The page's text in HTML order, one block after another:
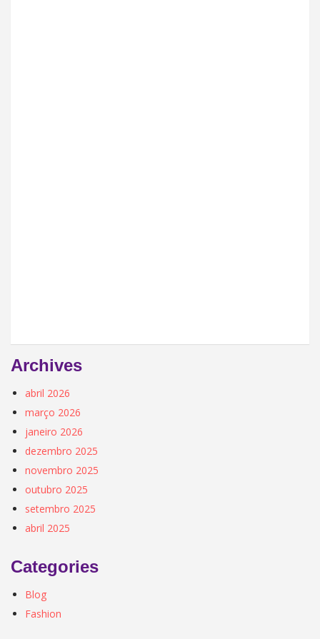
Archives
abril 2026
março 2026
janeiro 2026
dezembro 2025
novembro 2025
outubro 2025
setembro 2025
abril 2025
Categories
Blog
Fashion